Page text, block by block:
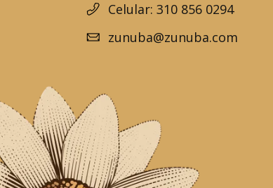
Celular: 310 856 0294
zunuba@zunuba.com